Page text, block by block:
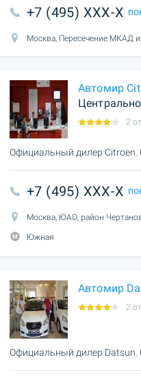
+7 (495) XXX-X
Москва, Пересечение МКАД
Автомир
2
Официальный дилер Citroen.
+7 (495) XXX-X
Москва, ЮАО, район
Южная
Автомир
2
Официальный дилер Datsun.